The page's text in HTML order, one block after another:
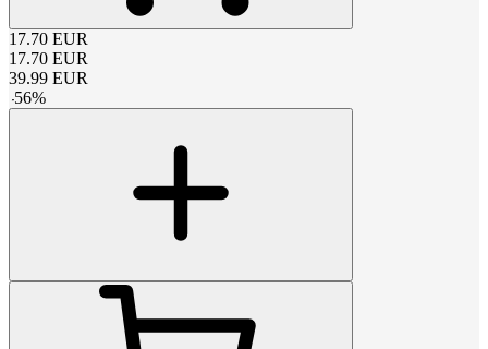
17.70 EUR
17.70 EUR
39.99 EUR
-56%